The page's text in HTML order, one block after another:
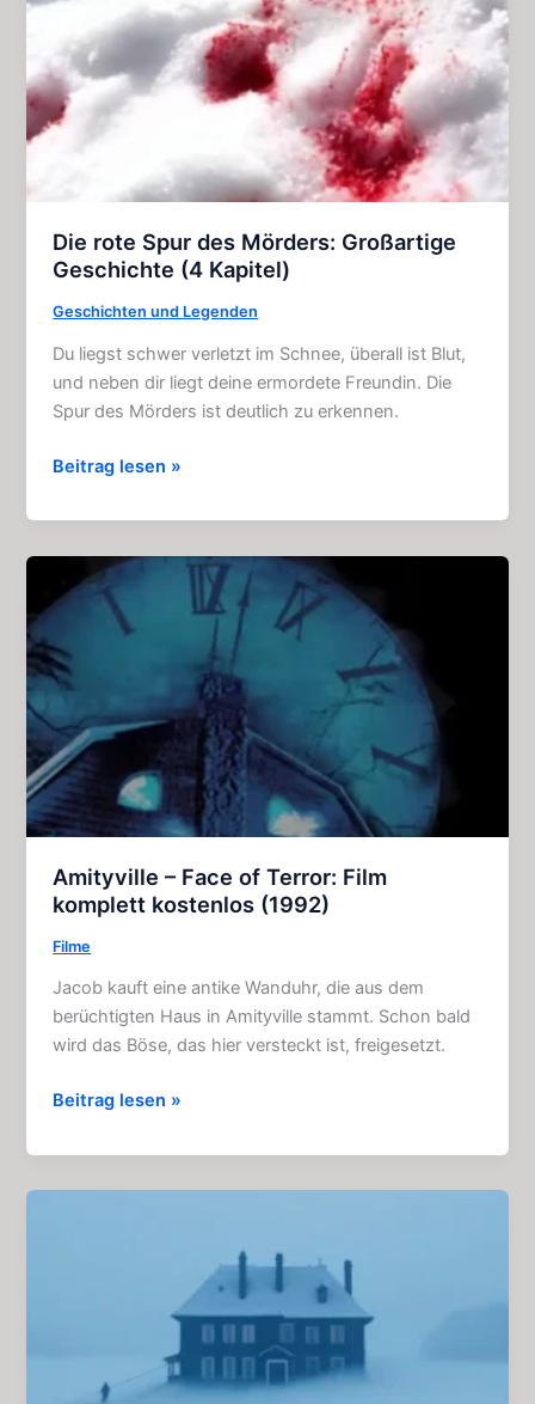
Klassiker
(1982)
Die rote Spur des Mörders: Großartige
Geschichte (4 Kapitel)
Geschichten und Legenden
Du liegst schwer verletzt im Schnee, überall ist Blut,
und neben dir liegt deine ermordete Freundin. Die
Spur des Mörders ist deutlich zu erkennen.
Die
Spur
des
Mörders:
Großartige
Geschichte
(4
Kapitel)
Beitrag lesen »
Amityville – Face of Terror: Film
komplett kostenlos (1992)
Filme
Jacob kauft eine antike Wanduhr, die aus dem
berüchtigten Haus in Amityville stammt. Schon bald
wird das Böse, das hier versteckt ist, freigesetzt.
Amityville
Face
of
Beitrag lesen »